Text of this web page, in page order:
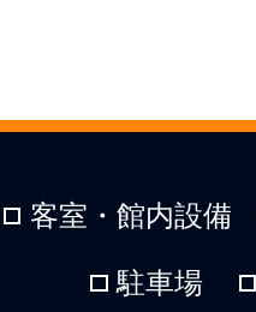
客室・館内設備
駐車場